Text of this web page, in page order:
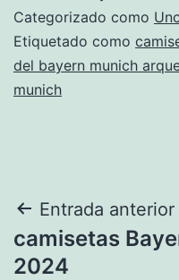
Categorizado como
Etiquetado como
del bayern munich
munich
Navegación
de
Entrada anterior
camisetas
2024